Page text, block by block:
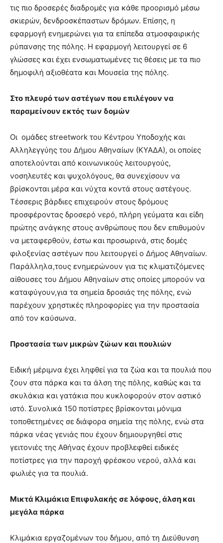
τις πιο δροσερές διαδρομές για κάθε προορισμό μέσω
σκιερών, δενδροσκέπαστων δρόμων. Επίσης, η
εφαρμογή ενημερώνει για τα επίπεδα ατμοσφαιρικής
ρύπανσης της πόλης. Η εφαρμογή λειτουργεί σε 6
γλώσσες και έχει ενσωματωμένες τις θέσεις με τα πιο
δημοφιλή αξιοθέατα και Μουσεία της πόλης.
Στο πλευρό των αστέγων που επιλέγουν να
παραμείνουν εκτός των δομών
Οι ομάδες streetwork του Κέντρου Υποδοχής και
Αλληλεγγύης του Δήμου Αθηναίων (ΚΥΑΔΑ), οι οποίες
αποτελούνται από κοινωνικούς λειτουργούς,
νοσηλευτές και ψυχολόγους, θα συνεχίσουν να
βρίσκονται μέρα και νύχτα κοντά στους αστέγους.
Τέσσερις βάρδιες επιχειρούν στους δρόμους
προσφέροντας δροσερό νερό, πλήρη γεύματα και είδη
πρώτης ανάγκης στους ανθρώπους που δεν επιθυμούν
να μεταφερθούν, έστω και προσωρινά, στις δομές
φιλοξενίας αστέγων που λειτουργεί ο Δήμος Αθηναίων.
Παράλληλα,τους ενημερώνουν για τις κλιματιζόμενες
αίθουσες του Δήμου Αθηναίων στις οποίες μπορούν να
καταφύγουν,για τα σημεία δροσιάς της πόλης, ενώ
παρέχουν χρηστικές πληροφορίες για την προστασία
από τον καύσωνα.
Προστασία των μικρών ζώων και πουλιών
Ειδική μέριμνα έχει ληφθεί για τα ζώα και τα πουλιά που
ζουν στα πάρκα και τα άλση της πόλης, καθώς και τα
σκυλάκια και γατάκια που κυκλοφορούν στον αστικό
ιστό. Συνολικά 150 ποτίστρες βρίσκονται μόνιμα
τοποθετημένες σε διάφορα σημεία της πόλης, ενώ στα
πάρκα νέας γενιάς που έχουν δημιουργηθεί στις
γειτονιές της Αθήνας έχουν προβλεφθεί ειδικές
ποτίστρες για την παροχή φρέσκου νερού, αλλά και
φωλιές για τα πουλιά.
Μικτά Κλιμάκια Επιφυλακής σε λόφους, άλση και
μεγάλα πάρκα
Κλιμάκια εργαζομένων του δήμου, από τη Διεύθυνση